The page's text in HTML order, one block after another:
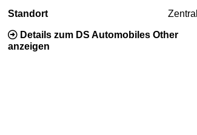
Standort
Details zum DS Automobiles Other
anzeigen